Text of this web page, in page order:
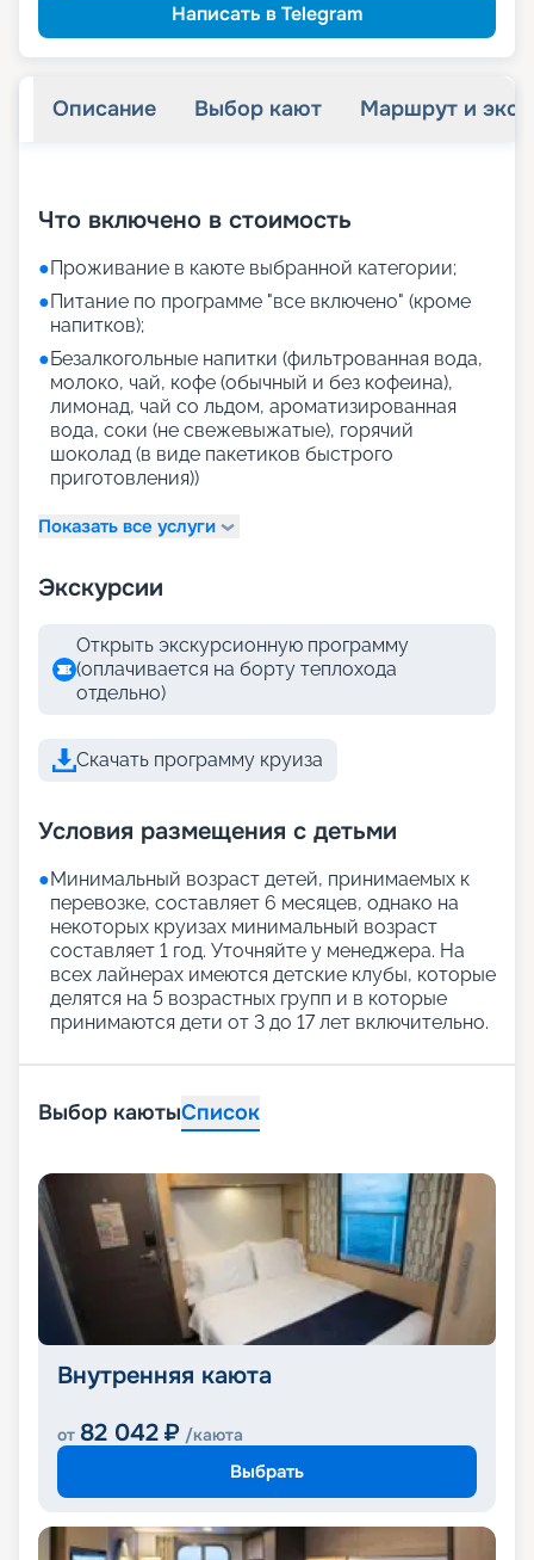
Написать в Telegram
Описание Выбор кают Маршрут и
Что включено в стоимость
●Проживание в каюте выбранной категории;
●Питание по программе "все включено" (кроме
напитков);
●Безалкогольные напитки (фильтрованная вода,
молоко, чай, кофе (обычный и без кофеина),
лимонад, чай со льдом, ароматизированная
вода, соки (не свежевыжатые), горячий
шоколад (в виде пакетиков быстрого
приготовления))
Показать все услуги
Экскурсии
Открыть экскурсионную программу
(оплачивается на борту теплохода
отдельно)
Скачать программу круиза
Условия размещения с детьми
●Минимальный возраст детей, принимаемых к
перевозке, составляет 6 месяцев, однако на
некоторых круизах минимальный возраст
составляет 1 год. Уточняйте у менеджера. На
всех лайнерах имеются детские клубы, которые
делятся на 5 возрастных групп и в которые
принимаются дети от 3 до 17 лет включительно.
Выбор каютыСписок
Внутренняя каюта
от 82 042 ₽ /каюта
Выбрать